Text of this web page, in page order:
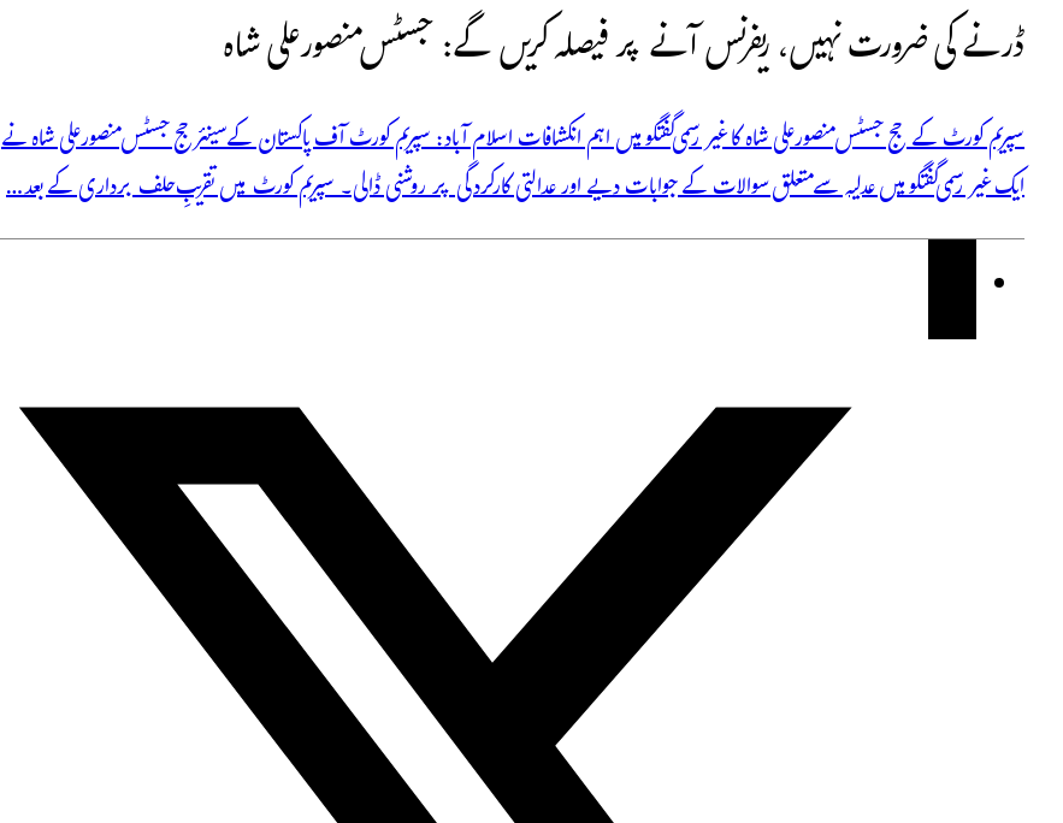
ڈرنے کی ضرورت نہیں، ریفرنس آنے پر فیصلہ کریں گے: جسٹس منصور علی شاہ
سپریم کورٹ کے جج جسٹس منصور علی شاہ کا غیر رسمی گفتگو میں اہم انکشافات اسلام آباد: سپریم کورٹ آف پاکستان کے سینئر جج جسٹس منصور علی شاہ نے
ایک غیر رسمی گفتگو میں عدلیہ سے متعلق سوالات کے جوابات دیے اور عدالتی کارکردگی پر روشنی ڈالی۔ سپریم کورٹ میں تقریبِ حلف برداری کے بعد…